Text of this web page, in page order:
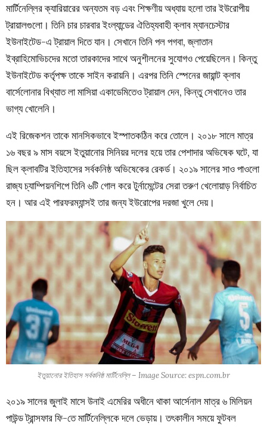
মার্টিনেল্লির ক্যারিয়ারের অন্যতম বড় এবং শিক্ষণীয় অধ্যায় হলো তার ইউরোপীয়
ট্রায়ালগুলো। তিনি চার চারবার ইংল্যান্ডের ঐতিহ্যবাহী ক্লাব ম্যানচেস্টার
ইউনাইটেড-এ ট্রায়াল দিতে যান। সেখানে তিনি পল পগবা, জ্লাতান
ইব্রাহিমোভিচদের মতো তারকাদের সাথে অনুশীলনের সুযোগও পেয়েছিলেন। কিন্তু
ইউনাইটেড কর্তৃপক্ষ তাকে সাইন করায়নি। এরপর তিনি স্পেনের জায়ান্ট ক্লাব
বার্সেলোনার বিখ্যাত লা মাসিয়া একাডেমিতেও ট্রায়াল দেন, কিন্তু সেখানেও তার
ভাগ্য খোলেনি।
এই রিজেকশন তাকে মানসিকভাবে ইস্পাতকঠিন করে তোলে। ২০১৮ সালে মাত্র
১৬ বছর ৯ মাস বয়সে ইতুয়ানোর সিনিয়র দলের হয়ে তার পেশাদার অভিষেক ঘটে, যা
ছিল ক্লাবটির ইতিহাসের সর্বকনিষ্ঠ অভিষেকের রেকর্ড। ২০১৯ সালের সাও পাওলো
রাজ্য চ্যাম্পিয়নশিপে তিনি ৬টি গোল করে টুর্নামেন্টের সেরা তরুণ খেলোয়াড় নির্বাচিত
হন। আর এই পারফরম্যান্সই তার জন্য ইউরোপের দরজা খুলে দেয়।
ইতুয়ানোর ইতিহাস সর্বকনিষ্ঠ মার্টিনেল্লি – Image Source: espn.com.br
২০১৯ সালের জুলাই মাসে উনাই এমেরির অধীনে থাকা আর্সেনাল মাত্র ৬ মিলিয়ন
পাউন্ড ট্রান্সফার ফি-তে মার্টিনেল্লিকে দলে ভেড়ায়। তৎকালীন সময়ে ফুটবল